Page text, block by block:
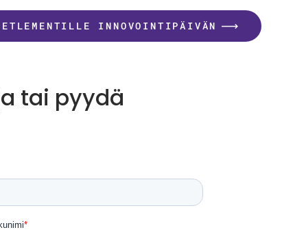
INNOVOINTIPÄIVÄN
tai pyydä